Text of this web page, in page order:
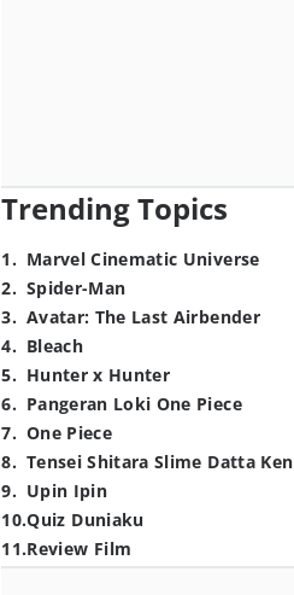
Trending Topics
1. Marvel Cinematic Universe
2. Spider-Man
3. Avatar: The Last Airbender
4. Bleach
5. Hunter x Hunter
6. Pangeran Loki One Piece
7. One Piece
8. Tensei Shitara Slime Datta Ken
9. Upin Ipin
10.Quiz Duniaku
11.Review Film